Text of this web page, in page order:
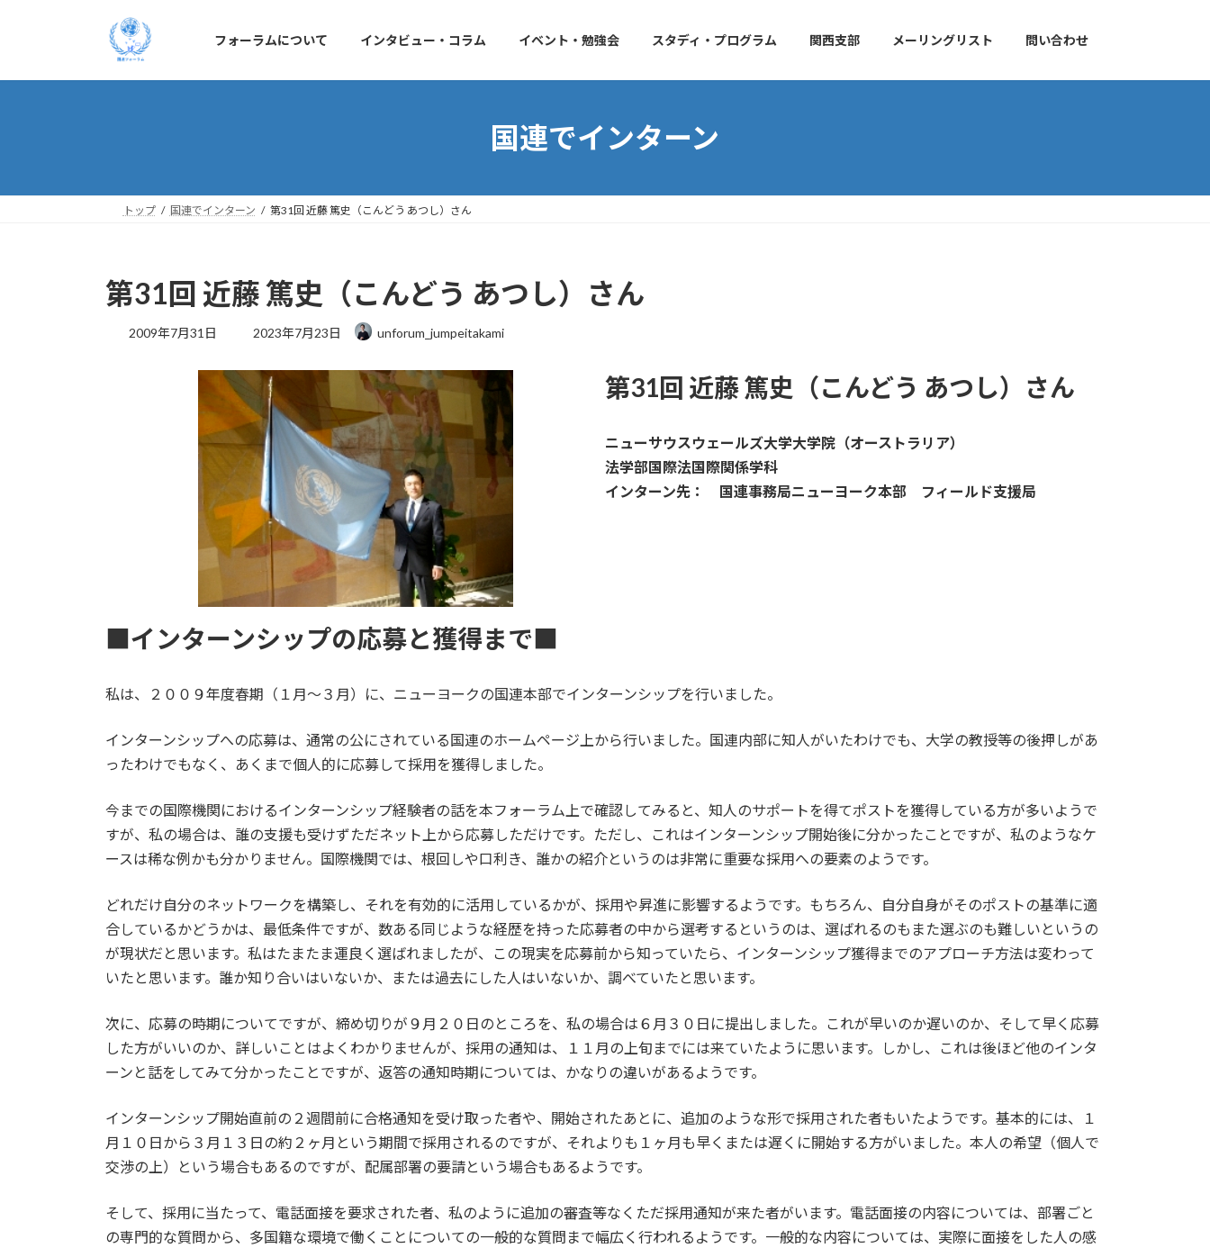
フォーラムについて インタビュー・コラム イベント・勉強会 スタディ・プログラム 関西支部 メーリングリスト 問い合わせ
国連でインターン
トップ 国連でインターン 第31回 近藤 篤史（こんどう あつし）さん
第31回 近藤 篤史（こんどう あつし）さん
2009年7月31日
最
新
時
2023年7月23日 unforum_jumpeitakami
第31回 近藤 篤史（こんどう あつし）さん
ニューサウスウェールズ大学大学院（オーストラリア）
法学部国際法国際関係学科
インターン先： 国連事務局ニューヨーク本部 フィールド支援局
■インターンシップの応募と獲得まで■
私は、２００９年度春期（１月～３月）に、ニューヨークの国連本部でインターンシップを行いました。
インターンシップへの応募は、通常の公にされている国連のホームページ上から行いました。国連内部に知人がいたわけでも、大学の教授等の後押しがあ
ったわけでもなく、あくまで個人的に応募して採用を獲得しました。
今までの国際機関におけるインターンシップ経験者の話を本フォーラム上で確認してみると、知人のサポートを得てポストを獲得している方が多いようで
すが、私の場合は、誰の支援も受けずただネット上から応募しただけです。ただし、これはインターンシップ開始後に分かったことですが、私のようなケ
ースは稀な例かも分かりません。国際機関では、根回しや口利き、誰かの紹介というのは非常に重要な採用への要素のようです。
どれだけ自分のネットワークを構築し、それを有効的に活用しているかが、採用や昇進に影響するようです。もちろん、自分自身がそのポストの基準に適
合しているかどうかは、最低条件ですが、数ある同じような経歴を持った応募者の中から選考するというのは、選ばれるのもまた選ぶのも難しいというの
が現状だと思います。私はたまたま運良く選ばれましたが、この現実を応募前から知っていたら、インターンシップ獲得までのアプローチ方法は変わって
いたと思います。誰か知り合いはいないか、または過去にした人はいないか、調べていたと思います。
次に、応募の時期についてですが、締め切りが９月２０日のところを、私の場合は６月３０日に提出しました。これが早いのか遅いのか、そして早く応募
した方がいいのか、詳しいことはよくわかりませんが、採用の通知は、１１月の上旬までには来ていたように思います。しかし、これは後ほど他のインタ
ーンと話をしてみて分かったことですが、返答の通知時期については、かなりの違いがあるようです。
インターンシップ開始直前の２週間前に合格通知を受け取った者や、開始されたあとに、追加のような形で採用された者もいたようです。基本的には、１
月１０日から３月１３日の約２ヶ月という期間で採用されるのですが、それよりも１ヶ月も早くまたは遅くに開始する方がいました。本人の希望（個人で
交渉の上）という場合もあるのですが、配属部署の要請という場合もあるようです。
そして、採用に当たって、電話面接を要求された者、私のように追加の審査等なくただ採用通知が来た者がいます。電話面接の内容については、部署ごと
の専門的な質問から、多国籍な環境で働くことについての一般的な質問まで幅広く行われるようです。一般的な内容については、実際に面接をした人の感